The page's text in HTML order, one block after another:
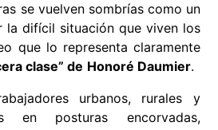
se vuelven sombrías como un
la difícil situación que viven los
que lo representa claramente
clase” de Honoré Daumier.
urbanos, rurales y
en posturas encorvadas,